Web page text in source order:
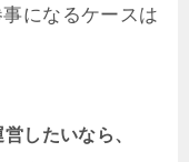
になるケースは
したいなら、